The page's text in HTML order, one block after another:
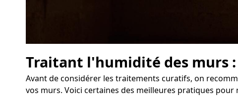
Traitant l'humidité des murs
Avant de considérer les traitements curatifs, on
vos murs. Voici certaines des meilleures pratiques